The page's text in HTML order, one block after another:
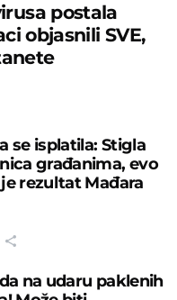
postala
objasnili SVE,
se isplatila: Stigla
građanima, evo
rezultat Mađara
na udaru paklenih